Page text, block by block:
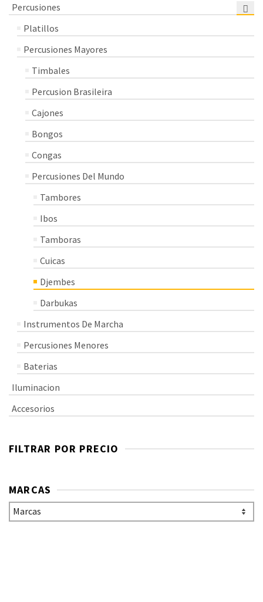
Percusiones
Platillos
Percusiones Mayores
Timbales
Percusion Brasileira
Cajones
Bongos
Congas
Percusiones Del Mundo
Tambores
Ibos
Tamboras
Cuicas
Djembes
Darbukas
Instrumentos De Marcha
Percusiones Menores
Baterias
Iluminacion
Accesorios
FILTRAR POR PRECIO
MARCAS